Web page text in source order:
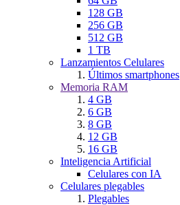
128 GB
256 GB
512 GB
1 TB
Lanzamientos Celulares
Últimos smartphones
Memoria RAM
4 GB
6 GB
8 GB
12 GB
16 GB
Inteligencia Artificial
Celulares con IA
Celulares plegables
Plegables